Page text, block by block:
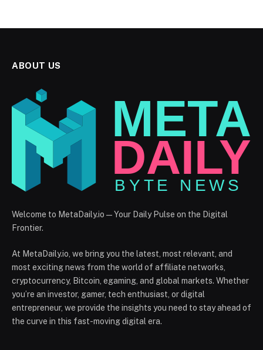
ABOUT US
Welcome to MetaDaily.io — Your Daily Pulse on the Digital
Frontier.
At MetaDaily.io, we bring you the latest, most relevant, and
most exciting news from the world of affiliate networks,
cryptocurrency, Bitcoin, egaming, and global markets. Whether
you’re an investor, gamer, tech enthusiast, or digital
entrepreneur, we provide the insights you need to stay ahead of
the curve in this fast-moving digital era.